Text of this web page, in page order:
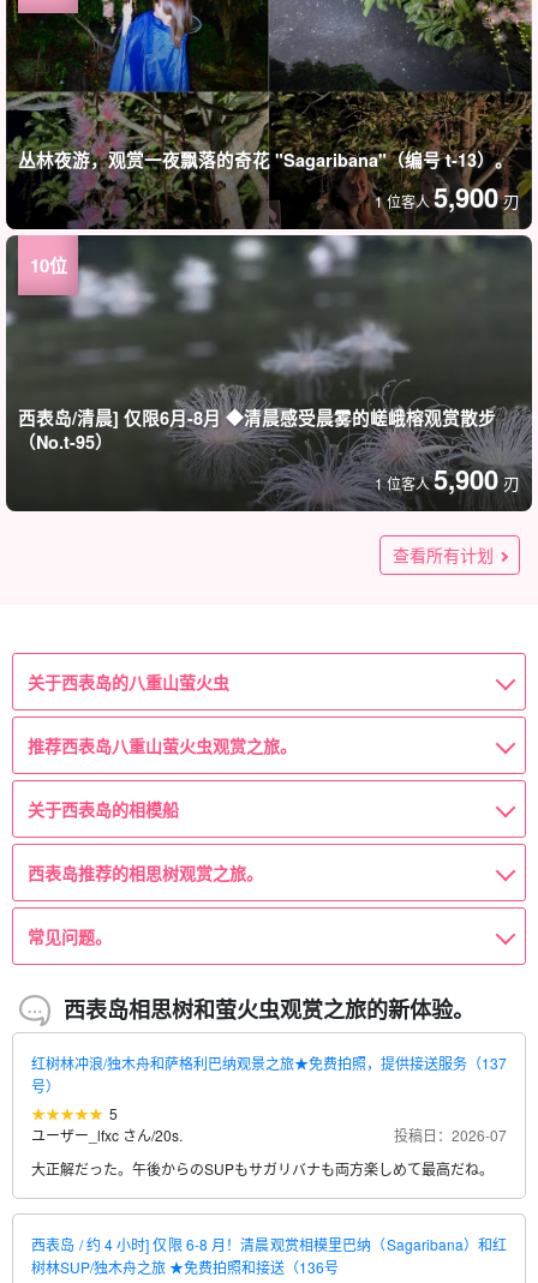
丛林夜游，观赏一夜飘落的奇花 "Sagaribana"（编号 t-13）。
1 位客人5,900 刃
西表岛/清晨] 仅限6月-8月 ◆清晨感受晨雾的嵯峨榕观赏散步
（No.t-95）
1 位客人5,900 刃
西表岛/2小时] 只限6月-8月 ◆西表岛的夏日传统 ☆猿人观赏和
8,900 刃
★夏の特別SALE【西表島/日没後】3～5月限定開催☆天然の
イルミネーション！日本一最小蛍『ヤエヤマヒメボタル』鑑
【西表島/早朝】今しか見れない幻の白花『サガリバナ』カヌ
ー☆少人数制で楽しむ奇跡のレア景色を独り占め《送迎可・
查看所有计划
关于西表岛的八重山萤火虫
推荐西表岛八重山萤火虫观赏之旅。
关于西表岛的相模船
西表岛推荐的相思树观赏之旅。
常见问题。
西表岛相思树和萤火虫观赏之旅的新体验。
红树林冲浪/独木舟和萨格利巴纳观景之旅★免费拍照，提供接送服务（137
号）
5
ユーザー_lfxc さん/20s.
投稿日：2026-07
大正解だった。午後からのSUPもサガリバナも両方楽しめて最高だね。
西表岛 / 约 4 小时] 仅限 6-8 月！清晨观赏相模里巴纳（Sagaribana）和红
树林SUP/独木舟之旅 ★免费拍照和接送（136号